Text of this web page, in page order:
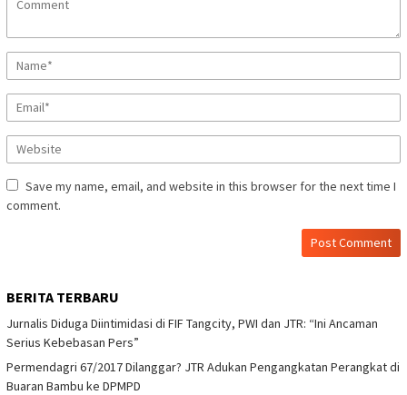
Save my name, email, and website in this browser for the next time I
comment.
BERITA TERBARU
Jurnalis Diduga Diintimidasi di FIF Tangcity, PWI dan JTR: “Ini Ancaman
Serius Kebebasan Pers”
Permendagri 67/2017 Dilanggar? JTR Adukan Pengangkatan Perangkat di
Buaran Bambu ke DPMPD